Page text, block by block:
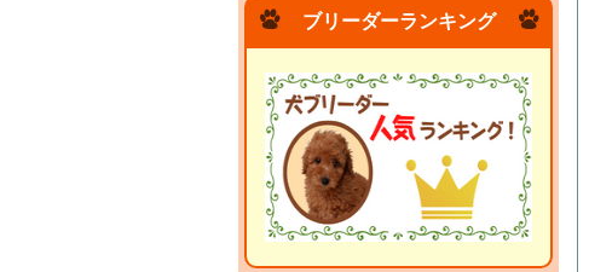
ブリーダーランキング